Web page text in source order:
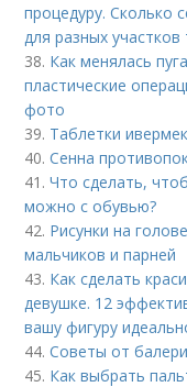
процедуру. Сколько
для разных участков
38. Как менялась
пластические
фото
39. Таблетки
40.Сенна
41.Что сделать,
можно с обувью?
42. Рисунки на
мальчиков и парней
43. Как сделать
девушке. 12
вашу фигуру
44.Советы от
45. Как выбрать